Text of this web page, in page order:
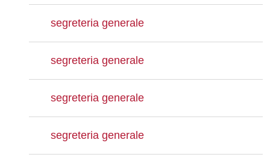
segreteria generale
segreteria generale
segreteria generale
segreteria generale